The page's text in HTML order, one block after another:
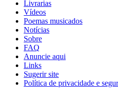
Livrarias
Vídeos
Poemas musicados
Notícias
Sobre
FAQ
Anuncie aqui
Links
Sugerir site
Política de privacidade e